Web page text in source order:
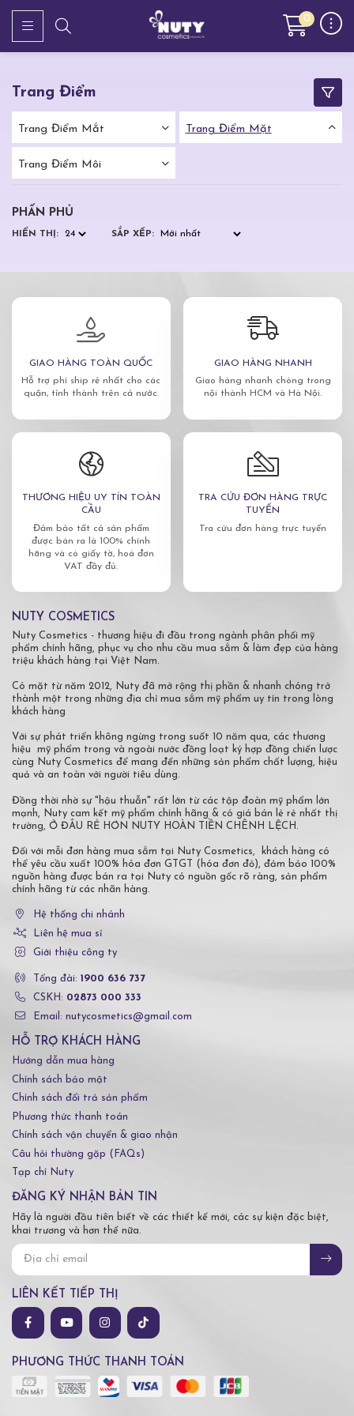
0
Trang Điểm
Trang Điểm Mắt Trang Điểm Mặt
Trang Điểm Môi
PHẤN PHỦ
HIỂN THỊ: SẮP XẾP:
GIAO HÀNG TOÀN QUỐC
Hỗ trợ phí ship rẻ nhất cho các
quận, tỉnh thành trên cả nước.
GIAO HÀNG NHANH
Giao hàng nhanh chóng trong
nội thành HCM và Hà Nội.
THƯƠNG HIỆU UY TÍN TOÀN
CẦU
Đảm bảo tất cả sản phẩm
được bán ra là 100% chính
hãng và có giấy tờ, hoá đơn
VAT đầy đủ.
TRA CỨU ĐƠN HÀNG TRỰC
TUYẾN
Tra cứu đơn hàng trực tuyến
NUTY COSMETICS
Nuty Cosmetics - thương hiệu đi đầu trong ngành phân phối mỹ
phẩm chính hãng, phục vụ cho nhu cầu mua sắm & làm đẹp của hàng
triệu khách hàng tại Việt Nam.
Có mặt từ năm 2012, Nuty đã mở rộng thị phần & nhanh chóng trở
thành một trong những địa chỉ mua sắm mỹ phẩm uy tín trong lòng
khách hàng
Với sự phát triển không ngừng trong suốt 10 năm qua, các thương
hiệu mỹ phẩm trong và ngoài nước đồng loạt ký hợp đồng chiến lược
cùng Nuty Cosmetics để mang đến những sản phẩm chất lượng, hiệu
quả và an toàn với người tiêu dùng.
Đồng thời nhờ sự "hậu thuẫn" rất lớn từ các tập đoàn mỹ phẩm lớn
mạnh, Nuty cam kết mỹ phẩm chính hãng & có giá bán lẻ rẻ nhất thị
trường, Ở ĐÂU RẺ HƠN NUTY HOÀN TIỀN CHÊNH LỆCH.
Đối với mỗi đơn hàng mua sắm tại Nuty Cosmetics, khách hàng có
thể yêu cầu xuất 100% hóa đơn GTGT (hóa đơn đỏ), đảm bảo 100%
nguồn hàng được bán ra tại Nuty có nguồn gốc rõ ràng, sản phẩm
chính hãng từ các nhãn hàng.
Hệ thống chi nhánh
Liên hệ mua sỉ
Giới thiệu công ty
Tổng đài: 1900 636 737
CSKH: 02873 000 333
Email: nutycosmetics@gmail.com
HỖ TRỢ KHÁCH HÀNG
Hướng dẫn mua hàng
Chính sách bảo mật
Chính sách đổi trả sản phẩm
Phương thức thanh toán
Chính sách vận chuyển & giao nhận
Câu hỏi thường gặp (FAQs)
Tạp chí Nuty
ĐĂNG KÝ NHẬN BẢN TIN
Hãy là người đầu tiên biết về các thiết kế mới, các sự kiện đặc biệt,
khai trương và hơn thế nữa.
LIÊN KẾT TIẾP THỊ
PHƯƠNG THỨC THANH TOÁN